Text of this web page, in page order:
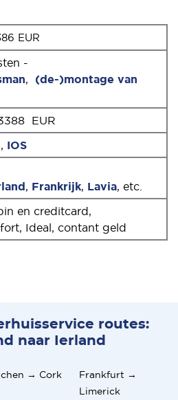
EUR
-
,
(de-)montage van
EUR
, IOS
, Frankrijk, Lavia, etc.
en creditcard,
Ideal, contant geld
routes:
naar Ierland
→ Cork
Frankfurt →
Limerick